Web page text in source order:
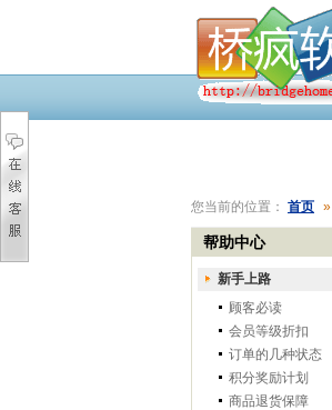
您当前的位置： 首页 »
帮助中心
新手上路
顾客必读
会员等级折扣
订单的几种状态
积分奖励计划
商品退货保障